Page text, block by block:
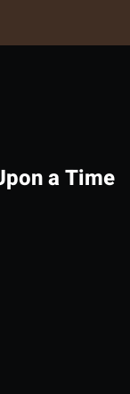
a Time